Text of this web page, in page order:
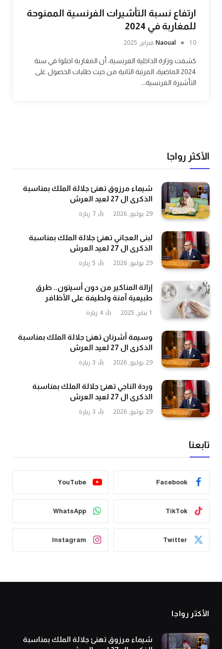
ارتفاع نسبة التأشيرات الفرنسية الممنوحة
للمغاربة في 2024
Naoual 10 فبراير, 2025
كشفت وزارة الداخلية الفرنسية، أن المغاربة احتلوا في سنة
2024 الماضية، المرتبة الثانية من حيث طلبات الحصول على
التأشيرة الفرنسية،…
الأكثر رواجا
شيماء مرزوق تهنئ جلالة الملك بمناسبة
الذكرى ال 27 لعيد العرش
29 يوليو, 2026 7 زيارة
لبنى العجاني تهنئ جلالة الملك بمناسبة
الذكرى ال 27 لعيد العرش
29 يوليو, 2026 5 زيارة
إزالة المناكير من دون أسيتون.. طرق
طبيعية آمنة ولطيفة على الأظافر
1 يناير, 2025 4 زيارة
وسيمة أشرنان تهنئ جلالة الملك بمناسبة
الذكرى ال 27 لعيد العرش
29 يوليو, 2026 3 زيارة
وردة الناجي تهنئ جلالة الملك بمناسبة
الذكرى ال 27 لعيد العرش
29 يوليو, 2026 3 زيارة
تابعنا
Facebook
YouTube
TikTok
WhatsApp
Twitter
Instagram
الأكثر رواجا
شيماء مرزوق تهنئ جلالة الملك بمناسبة